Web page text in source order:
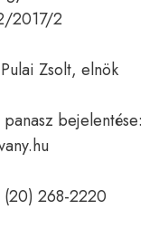
2017/2
Zsolt, elnök
bejelentése:
(20) 268-2220